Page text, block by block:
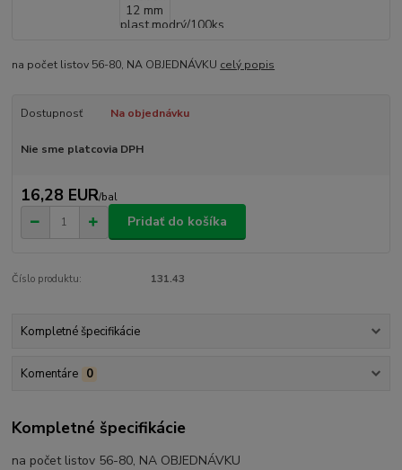
na počet listov 56-80, NA OBJEDNÁVKU celý popis
Dostupnosť Na objednávku
Nie sme platcovia DPH
16,28 EUR/bal
Pridať do košíka
Číslo produktu: 131.43
Kompletné špecifikácie
Komentáre 0
Kompletné špecifikácie
na počet listov 56-80, NA OBJEDNÁVKU